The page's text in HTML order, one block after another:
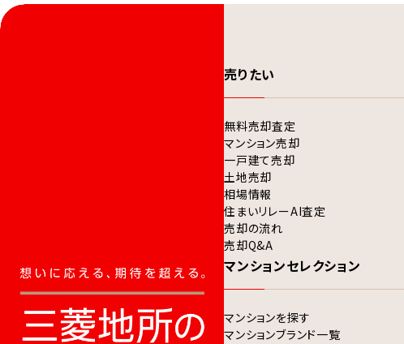
売りたい
無料売却査定
マンション売却
一戸建て売却
土地売却
相場情報
住まいリレーAI査定
売却の流れ
売却Q&A
マンションセレクション
マンションを探す
マンションブランド一覧